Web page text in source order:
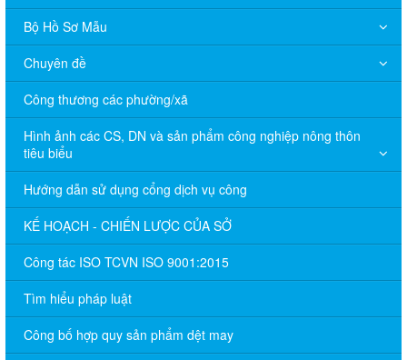
Bộ Hồ Sơ Mẫu
Chuyên đề
Công thương các phường/xã
Hình ảnh các CS, DN và sản phẩm công nghiệp nông thôn
tiêu biểu
Hướng dẫn sử dụng cổng dịch vụ công
KẾ HOẠCH - CHIẾN LƯỢC CỦA SỞ
Công tác ISO TCVN ISO 9001:2015
Tìm hiểu pháp luật
Công bố hợp quy sản phẩm dệt may